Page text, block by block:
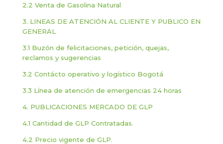
2.2 Venta de Gasolina Natural
3. LINEAS DE ATENCIÓN AL CLIENTE Y PUBLICO EN
GENERAL
3.1 Buzón de felicitaciones, petición, quejas,
reclamos y sugerencias
3.2 Contácto operativo y logístico Bogotá
3.3 Línea de atención de emergencias 24 horas
4. PUBLICACIONES MERCADO DE GLP
4.1 Cantidad de GLP Contratadas.
4.2 Precio vigente de GLP.